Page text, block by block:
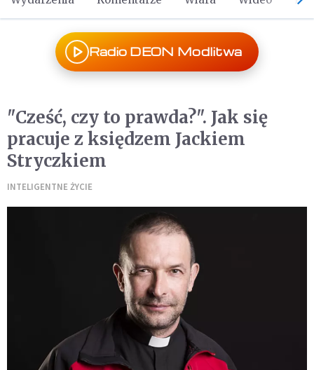
Radio DEON Modlitwa
"Cześć, czy to prawda?". Jak się
pracuje z księdzem Jackiem
Stryczkiem
INTELIGENTNE ŻYCIE